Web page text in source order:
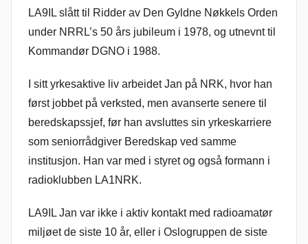
LA9IL slått til Ridder av Den Gyldne Nøkkels Orden
under NRRL’s 50 års jubileum i 1978, og utnevnt til
Kommandør DGNO i 1988.
I sitt yrkesaktive liv arbeidet Jan på NRK, hvor han
først jobbet på verksted, men avanserte senere til
beredskapssjef, før han avsluttes sin yrkeskarriere
som seniorrådgiver Beredskap ved samme
institusjon. Han var med i styret og også formann i
radioklubben LA1NRK.
LA9IL Jan var ikke i aktiv kontakt med radioamatør
miljøet de siste 10 år, eller i Oslogruppen de siste